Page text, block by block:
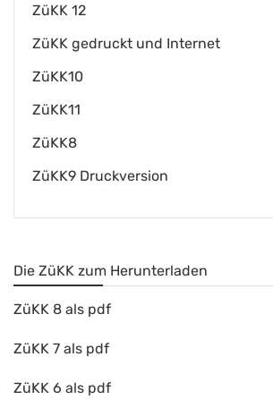
ZüKK 12
ZüKK gedruckt und Internet
ZüKK10
ZüKK11
ZüKK8
ZüKK9 Druckversion
Die ZüKK zum Herunterladen
ZüKK 8 als pdf
ZüKK 7 als pdf
ZüKK 6 als pdf